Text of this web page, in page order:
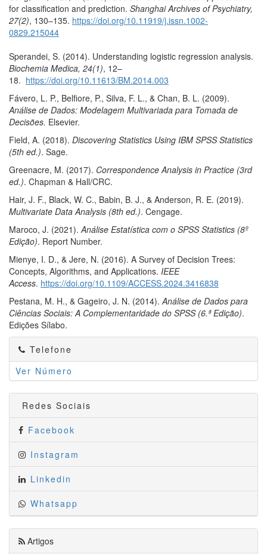
for classification and prediction. Shanghai Archives of Psychiatry,
27(2), 130–135. https://doi.org/10.11919/j.issn.1002-
0829.215044
Sperandei, S. (2014). Understanding logistic regression analysis.
Biochemia Medica, 24(1), 12–
18. https://doi.org/10.11613/BM.2014.003
Fávero, L. P., Belfiore, P., Silva, F. L., & Chan, B. L. (2009).
Análise de Dados: Modelagem Multivariada para Tomada de
Decisões. Elsevier.
Field, A. (2018). Discovering Statistics Using IBM SPSS Statistics
(5th ed.). Sage.
Greenacre, M. (2017). Correspondence Analysis in Practice (3rd
ed.). Chapman & Hall/CRC.
Hair, J. F., Black, W. C., Babin, B. J., & Anderson, R. E. (2019).
Multivariate Data Analysis (8th ed.). Cengage.
Maroco, J. (2021). Análise Estatística com o SPSS Statistics (8º
Edição). Report Number.
Mienye, I. D., & Jere, N. (2016). A Survey of Decision Trees:
Concepts, Algorithms, and Applications. IEEE
Access. https://doi.org/10.1109/ACCESS.2024.3416838
Pestana, M. H., & Gageiro, J. N. (2014). Análise de Dados para
Ciências Sociais: A Complementaridade do SPSS (6.ªEdição).
Edições Sílabo.
Telefone
Ver Número
Redes Sociais
Facebook
Instagram
Linkedin
Whatsapp
Artigos